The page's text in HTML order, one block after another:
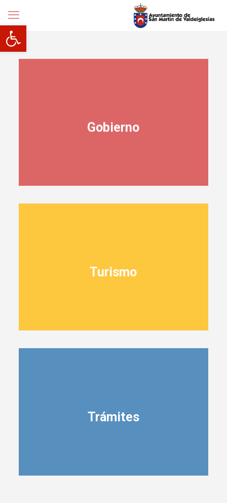
Abrir barra de herramientas
Gobierno
Turismo
Trámites